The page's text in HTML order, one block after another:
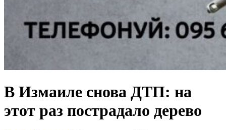
В Измаиле снова ДТП: на
этот раз пострадало дерево